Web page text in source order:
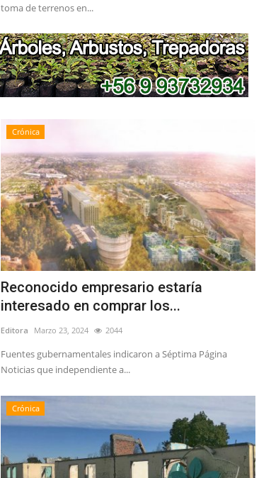
toma de terrenos en...
Crónica
Reconocido empresario estaría
interesado en comprar los...
Editora Marzo 23, 2024 2044
Fuentes gubernamentales indicaron a Séptima Página
Noticias que independiente a...
Crónica